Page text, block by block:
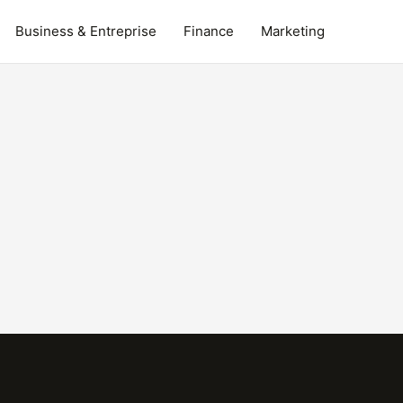
Business & Entreprise Finance Marketing